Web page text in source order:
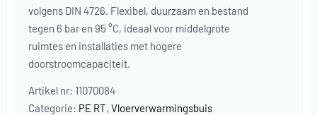
volgens DIN 4726. Flexibel, duurzaam en bestand
tegen 6 bar en 95 °C, ideaal voor middelgrote
ruimtes en installaties met hogere
doorstroomcapaciteit.
Artikel nr: 11070084
Categorie: PE RT, Vloerverwarmingsbuis